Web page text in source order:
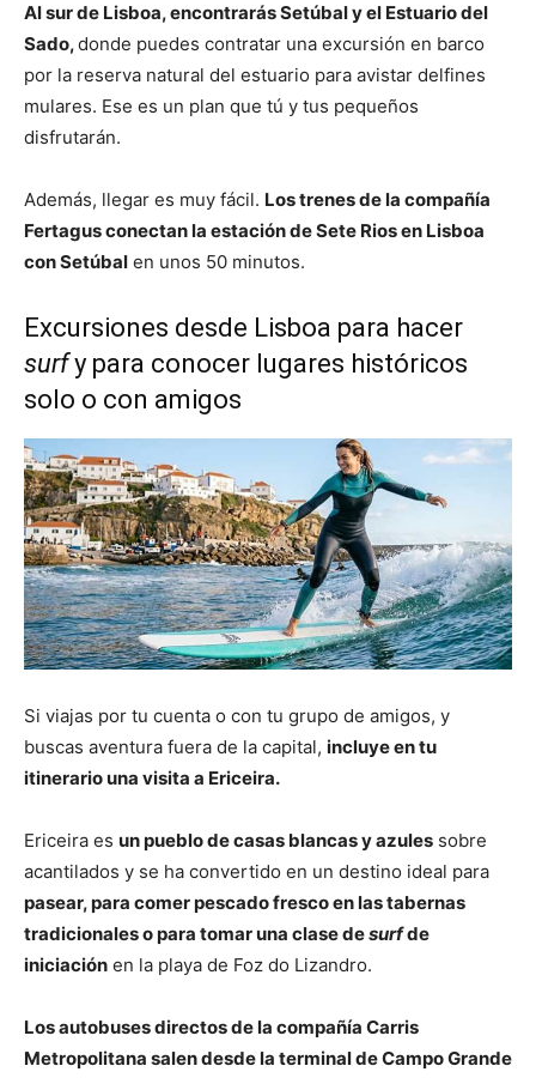
Al sur de Lisboa, encontrarás Setúbal y el Estuario del
Sado,donde puedes contratar una excursión en barco
por la reserva natural del estuario para avistar delfines
mulares. Ese es un plan que tú y tus pequeños
disfrutarán.
Además, llegar es muy fácil. Los trenes de la compañía
Fertagus conectan la estación de Sete Rios en Lisboa
con Setúbal en unos 50 minutos.
Excursiones desde Lisboa para hacer
surfy para conocer lugares históricos
solo o con amigos
Si viajas por tu cuenta o con tu grupo de amigos, y
buscas aventura fuera de la capital, incluye en tu
itinerario una visita a Ericeira.
Ericeira es un pueblo de casas blancas y azules sobre
acantilados y se ha convertido en un destino ideal para
pasear, para comer pescado fresco en las tabernas
tradicionales o para tomar una clase desurfde
iniciación en la playa de Foz do Lizandro.
Los autobuses directos de la compañía Carris
Metropolitana salen desde la terminal de Campo Grande